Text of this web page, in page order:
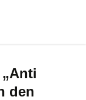
den